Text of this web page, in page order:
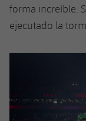
forma increíble.
ejecutado la